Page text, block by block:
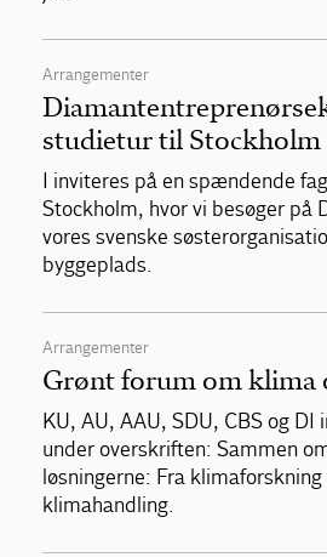
Arrangementer
studietur til Stockholm
I inviteres på en spændende
Stockholm, hvor vi besøger på
vores svenske
byggeplads.
Arrangementer
Grønt forum om klima
KU, AU, AAU, SDU, CBS og
under overskriften: Sammen
løsningerne: Fra
klimahandling.